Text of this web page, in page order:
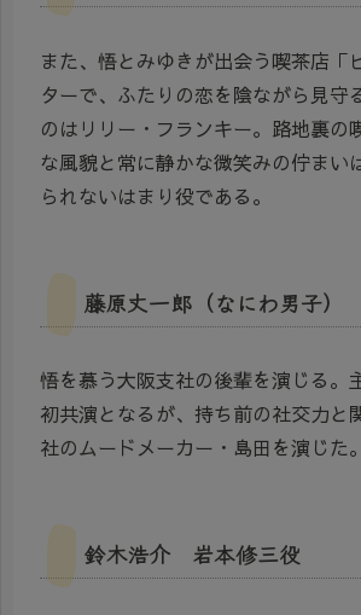
また、悟とみゆきが出会う喫茶店「
ターで、ふたりの恋を陰ながら見守
のはリリー・フランキー。路地裏の
な風貌と常に静かな微笑みの佇まい
られないはまり役である。
藤原丈一郎（なにわ男子
悟を慕う大阪支社の後輩を演じる。
初共演となるが、持ち前の社交力と
社のムードメーカー・島田を演じた。
鈴木浩介 岩本修三役